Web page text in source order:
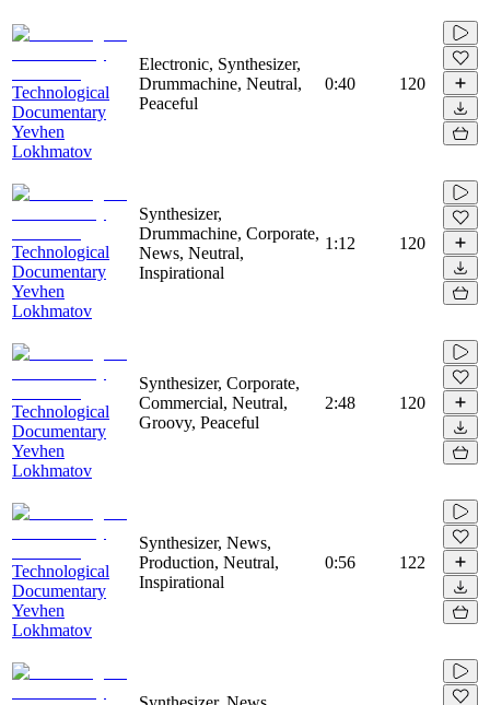
Technological
Documentary
Yevhen
Lokhmatov
Electronic, Synthesizer,
Drummachine, Neutral,
Peaceful
0:40 120
Technological
Documentary
Yevhen
Lokhmatov
Synthesizer,
Drummachine, Corporate,
News, Neutral,
Inspirational
1:12 120
Technological
Documentary
Yevhen
Lokhmatov
Synthesizer, Corporate,
Commercial, Neutral,
Groovy, Peaceful
2:48 120
Technological
Documentary
Yevhen
Lokhmatov
Synthesizer, News,
Production, Neutral,
Inspirational
0:56 122